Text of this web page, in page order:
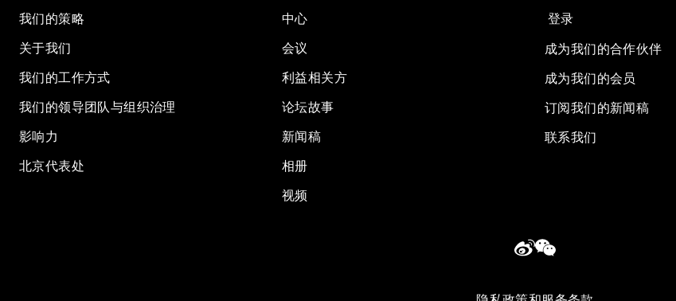
我们的策略
关于我们
我们的工作方式
我们的领导团队与组织治理
影响力
北京代表处
中心
会议
利益相关方
论坛故事
新闻稿
相册
视频
登录
成为我们的合作伙伴
成为我们的会员
订阅我们的新闻稿
联系我们